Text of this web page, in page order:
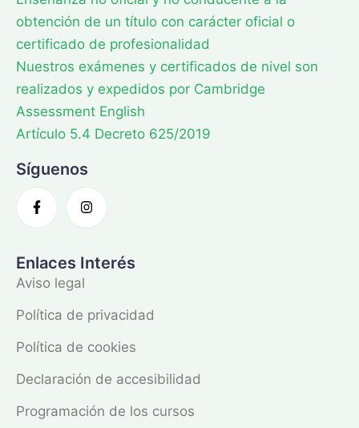
obtención de un título con carácter oficial o
certificado de profesionalidad
Nuestros exámenes y certificados de nivel son
realizados y expedidos por Cambridge
Assessment English
Artículo 5.4 Decreto 625/2019
Síguenos
Enlaces Interés
Aviso legal
Política de privacidad
Política de cookies
Declaración de accesibilidad
Programación de los cursos